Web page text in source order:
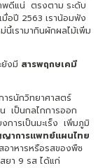
พดีแน่ ตรงตาม ระดับ
มื่อปี 2563 เราน้อมฟัง
เรามากินผักผลไม้เพิ่ม
ยังมี สารพฤกษเคมี
ารนักวิทยาศาสตร์
เป็นกลไกการออก
การเป็นมะเร็ง เพิ่มภูมิ
าการแพทย์แผนไทย
อาหารหรือรสของพืช
ยา 9 รส ได้แก่